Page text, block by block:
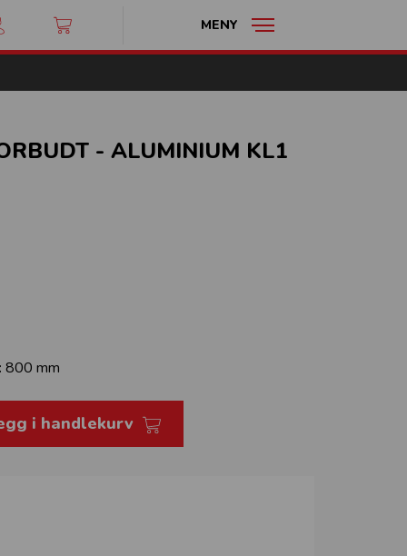
MENY
- ALUMINIUM KL1
800 mm
i handlekurv